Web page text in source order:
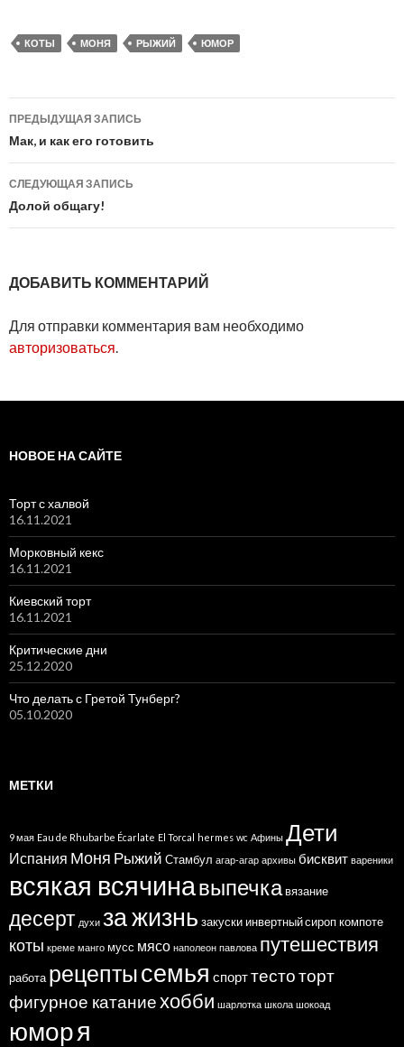
КОТЫ МОНЯ РЫЖИЙ ЮМОР
Навигация
по
записям
ПРЕДЫДУЩАЯ ЗАПИСЬ
Мак, и как его готовить
СЛЕДУЮЩАЯ ЗАПИСЬ
Долой общагу!
ДОБАВИТЬ КОММЕНТАРИЙ
Для отправки комментария вам необходимо
авторизоваться.
НОВОЕ НА САЙТЕ
Торт с халвой
16.11.2021
Морковный кекс
16.11.2021
Киевский торт
16.11.2021
Критические дни
25.12.2020
Что делать с Гретой Тунберг?
05.10.2020
МЕТКИ
9 мая Eau de Rhubarbe Écarlate El Torcal hermes wc Афины Дети
Испания Моня Рыжий Стамбул агар-агар архивы бисквит вареники
всякая всячинавыпечка вязание
десерт духи за жизнь закуски инвертный сироп компоте
коты креме манго мусс мясо наполеон павлова путешествия
работа рецептысемья спорттестоторт
фигурное катаниехобби шарлотка школа шокоад
юморя